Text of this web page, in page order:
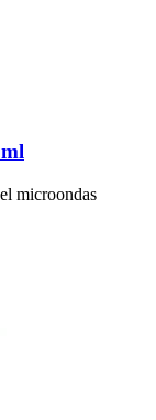
microondas